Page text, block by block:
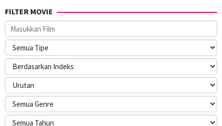
FILTER MOVIE